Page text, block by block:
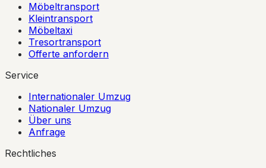
Möbeltransport
Kleintransport
Möbeltaxi
Tresortransport
Offerte anfordern
Service
Internationaler Umzug
Nationaler Umzug
Über uns
Anfrage
Rechtliches